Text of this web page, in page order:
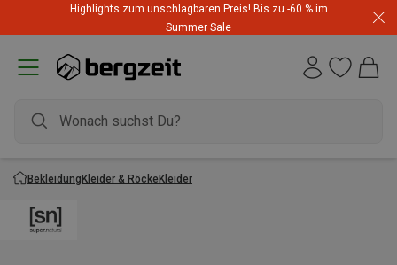
Highlights zum unschlagbaren Preis! Bis zu -60 % im
Summer Sale
BekleidungKleider & RöckeKleider